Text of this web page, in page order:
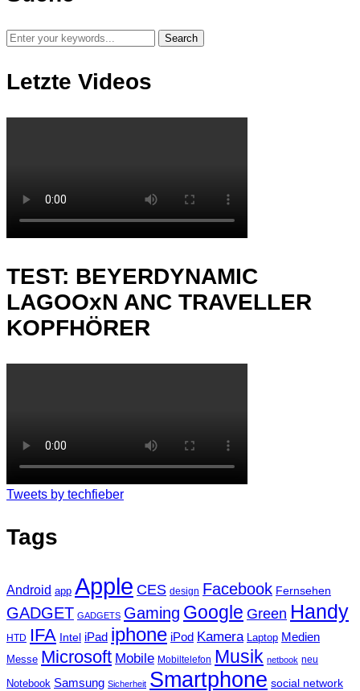
Letzte Videos
TEST: BEYERDYNAMIC
LAGOOxN ANC TRAVELLER
KOPFHÖRER
Tweets by techfieber
Tags
Android app Apple CES design Facebook Fernsehen
GADGET GADGETS Gaming Google Green Handy
HTD IFA Intel iPad iphone iPod Kamera Laptop Medien
Messe Microsoft Mobile Mobiltelefon Musik netbook neu
Notebook Samsung Sicherheit Smartphone social network